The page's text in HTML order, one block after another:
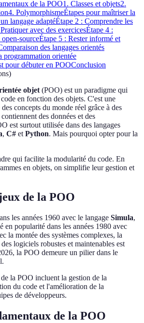
de la POO1. Classes et objets2.
4. PolymorphismeÉtapes pour maîtriser la
langage adaptéÉtape 2 : Comprendre les
avec des exercicesÉtape 4 :
sourceÉtape 5 : Rester informé et
des langages orientés
programmation orientée
pour débuter en POOConclusion
)
objet(POO) est un paradigme qui
en fonction des objets. C'est une
concepts du monde réel grâce à des
des données et des
est surtout utilisée dans des langages
, C# etPython. Mais pourquoi opter pour la
qui facilite la modularité du code. En
en objets, on simplifie leur gestion et
de la POO
les années 1960 avec le langage Simula,
en popularité dans les années 1980 avec
la montée des systèmes complexes, la
logiciels robustes et maintenables est
la POO demeure un pilier dans le
la POO incluent la gestion de la
du code et l'amélioration de la
de développeurs.
de la POO